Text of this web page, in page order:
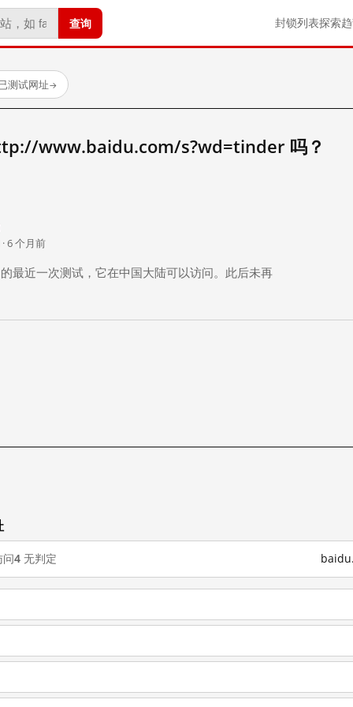
查询 封锁列表探索
测试网址→
www.baidu.com/s?wd=tinder 吗？
6 个月前
最近一次测试，它在中国大陆可以访问。此后未再
问4 无判定